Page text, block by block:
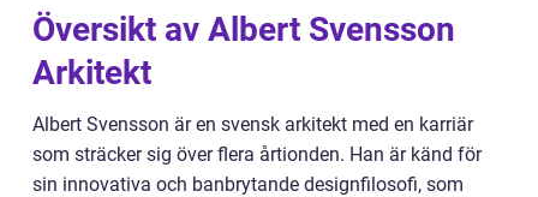
Översikt av Albert Svensson
Arkitekt
Albert Svensson är en svensk arkitekt med en karriär
som sträcker sig över flera årtionden. Han är känd för
sin innovativa och banbrytande designfilosofi, som